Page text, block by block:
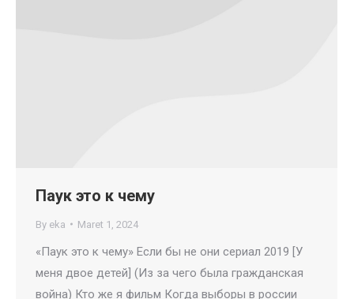
Паук это к чему
By eka Maret 1, 2024
«Паук это к чему» Если бы не они сериал 2019 [У
меня двое детей] (Из за чего была гражданская
война) Кто же я фильм Когда выборы в россии